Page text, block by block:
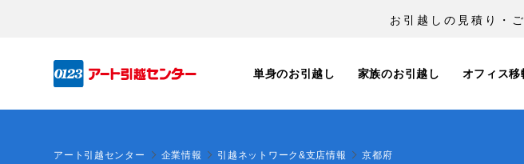
お引越しの見積り・
単身のお引越し 家族のお引越し オフィス移
アート引越センター 企業情報 引越ネットワーク&支店情報 京都府